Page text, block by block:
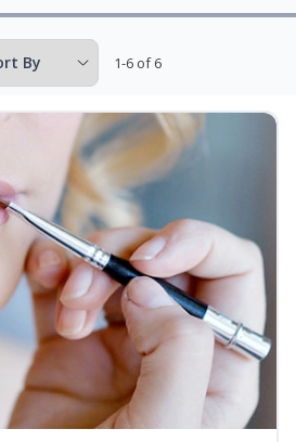
1-6 of 6